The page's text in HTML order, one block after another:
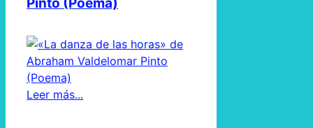
Pinto (Poema)
Leer más...